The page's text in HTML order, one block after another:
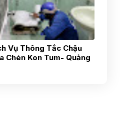
Vụ Thông Tắc Chậu
Chén Kon Tum- Quảng